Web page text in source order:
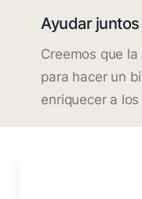
Ayudar
Creemos que
para hacer un
enriquecer a